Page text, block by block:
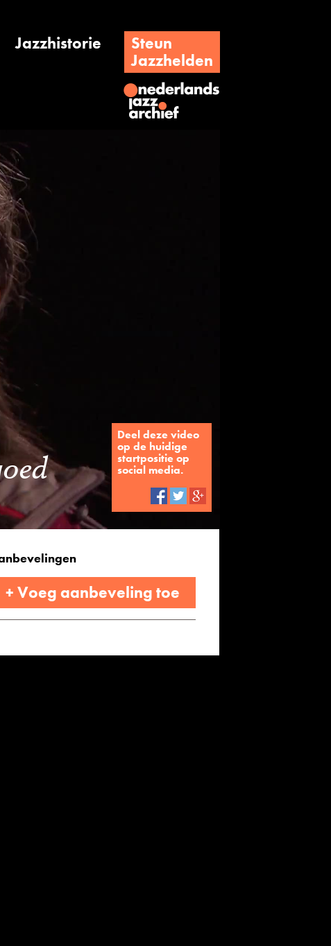
Jazzhistorie
Steun
Jazzhelden
Deel deze video
op de huidige
startpositie op
social media.
+ Voeg aanbeveling toe